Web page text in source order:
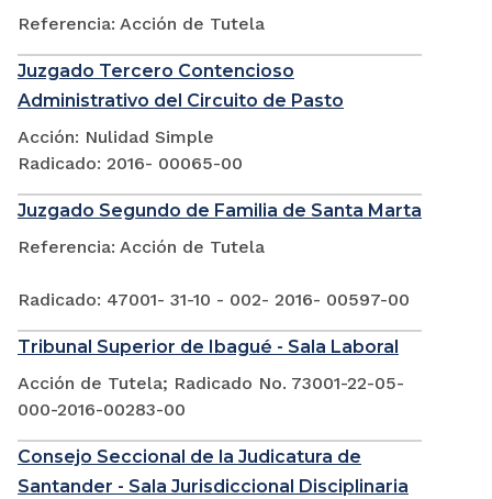
Referencia: Acción de Tutela
Juzgado Tercero Contencioso
Administrativo del Circuito de Pasto
Acción: Nulidad Simple
Radicado: 2016- 00065-00
Juzgado Segundo de Familia de Santa Marta
Referencia: Acción de Tutela
Radicado: 47001- 31-10 - 002- 2016- 00597-00
Tribunal Superior de Ibagué - Sala Laboral
Acción de Tutela; Radicado No. 73001-22-05-
000-2016-00283-00
Consejo Seccional de la Judicatura de
Santander - Sala Jurisdiccional Disciplinaria